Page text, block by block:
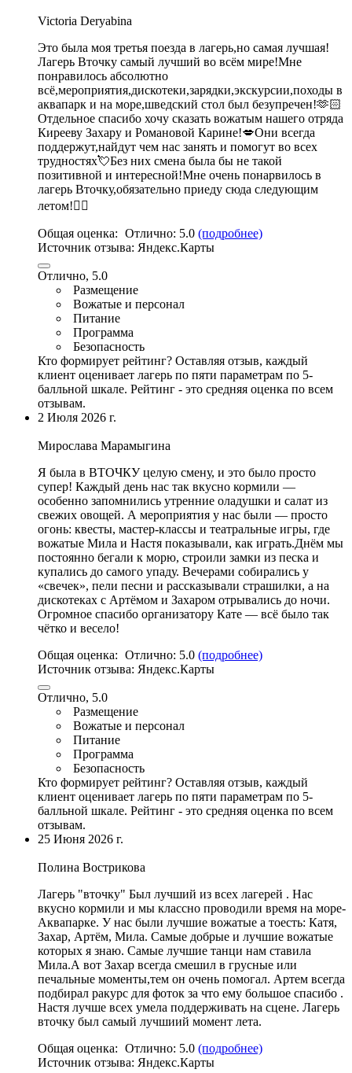
Victoria Deryabina
Это была моя третья поезда в лагерь,но самая лучшая!
Лагерь Вточку самый лучший во всём мире!Мне
понравилось абсолютно
всё,мероприятия,дискотеки,зарядки,экскурсии,походы в
аквапарк и на море,шведский стол был безупречен!🫶🏻
Отдельное спасибо хочу сказать вожатым нашего отряда
Кирееву Захару и Романовой Карине!💋Они всегда
поддержут,найдут чем нас занять и помогут во всех
трудностях💘Без них смена была бы не такой
позитивной и интересной!Мне очень понарвилось в
лагерь Вточку,обязательно приеду сюда следующим
летом!❤️‍🔥
Общая оценка: Отлично: 5.0 (подробнее)
Источник отзыва: Яндекс.Карты
Отлично, 5.0
Размещение
Вожатые и персонал
Питание
Программа
Безопасность
Кто формирует рейтинг? Оставляя отзыв, каждый
клиент оценивает лагерь по пяти параметрам по 5-
балльной шкале. Рейтинг - это средняя оценка по всем
отзывам.
2 Июля 2026 г.
Мирослава Марамыгина
Я была в ВТОЧКУ целую смену, и это было просто
супер! Каждый день нас так вкусно кормили —
особенно запомнились утренние оладушки и салат из
свежих овощей. А мероприятия у нас были — просто
огонь: квесты, мастер-классы и театральные игры, где
вожатые Мила и Настя показывали, как играть.Днём мы
постоянно бегали к морю, строили замки из песка и
купались до самого упаду. Вечерами собирались у
«свечек», пели песни и рассказывали страшилки, а на
дискотеках с Артёмом и Захаром отрывались до ночи.
Огромное спасибо организатору Кате — всё было так
чётко и весело!
Общая оценка: Отлично: 5.0 (подробнее)
Источник отзыва: Яндекс.Карты
Отлично, 5.0
Размещение
Вожатые и персонал
Питание
Программа
Безопасность
Кто формирует рейтинг? Оставляя отзыв, каждый
клиент оценивает лагерь по пяти параметрам по 5-
балльной шкале. Рейтинг - это средняя оценка по всем
отзывам.
25 Июня 2026 г.
Полина Вострикова
Лагерь "вточку" Был лучший из всех лагерей . Нас
вкусно кормили и мы классно проводили время на море-
Аквапарке. У нас были лучшие вожатые а тоесть: Катя,
Захар, Артëм, Мила. Самые добрые и лучшие вожатые
которых я знаю. Самые лучшие танци нам ставила
Мила.А вот Захар всегда смешил в грусные или
печальные моменты,тем он очень помогал. Артем всегда
подбирал ракурс для фоток за что ему большое спасибо .
Настя лучше всех умела поддерживать на сцене. Лагерь
вточку был самый лучшиий момент лета.
Общая оценка: Отлично: 5.0 (подробнее)
Источник отзыва: Яндекс.Карты